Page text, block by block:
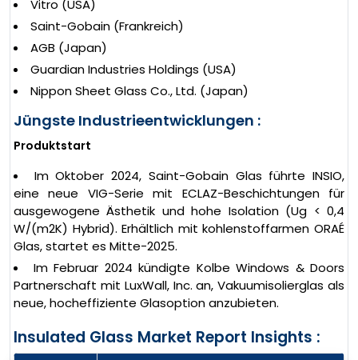
Vitro (USA)
Saint-Gobain (Frankreich)
AGB (Japan)
Guardian Industries Holdings (USA)
Nippon Sheet Glass Co., Ltd. (Japan)
Jüngste Industrieentwicklungen :
Produktstart
Im Oktober 2024, Saint-Gobain Glas führte INSIO,
eine neue VIG-Serie mit ECLAZ-Beschichtungen für
ausgewogene Ästhetik und hohe Isolation (Ug < 0,4
W/(m2K) Hybrid). Erhältlich mit kohlenstoffarmen ORAÉ
Glas, startet es Mitte-2025.
Im Februar 2024 kündigte Kolbe Windows & Doors
Partnerschaft mit LuxWall, Inc. an, Vakuumisolierglas als
neue, hocheffiziente Glasoption anzubieten.
Insulated Glass Market Report Insights :